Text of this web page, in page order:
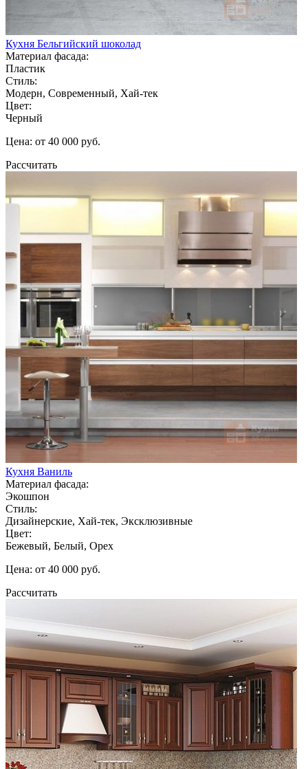
Кухня Бельгийский шоколад
Материал фасада:
Пластик
Стиль:
Модерн, Современный, Хай-тек
Цвет:
Черный
Цена: от 40 000 руб.
Рассчитать
Кухня Ваниль
Материал фасада:
Экошпон
Стиль:
Дизайнерские, Хай-тек, Эксклюзивные
Цвет:
Бежевый, Белый, Орех
Цена: от 40 000 руб.
Рассчитать